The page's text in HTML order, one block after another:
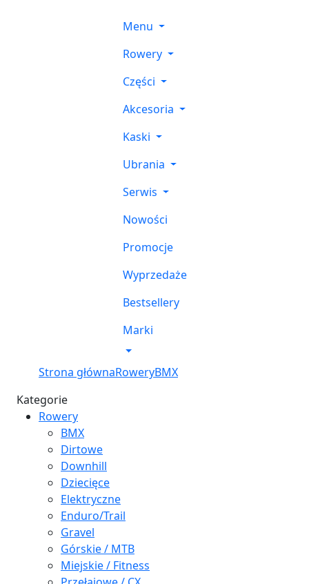
Menu
Rowery
Części
Akcesoria
Kaski
Ubrania
Serwis
Nowości
Promocje
Wyprzedaże
Bestsellery
Marki
Strona głównaRoweryBMX
Kategorie
Rowery
BMX
Dirtowe
Downhill
Dziecięce
Elektryczne
Enduro/Trail
Gravel
Górskie / MTB
Miejskie / Fitness